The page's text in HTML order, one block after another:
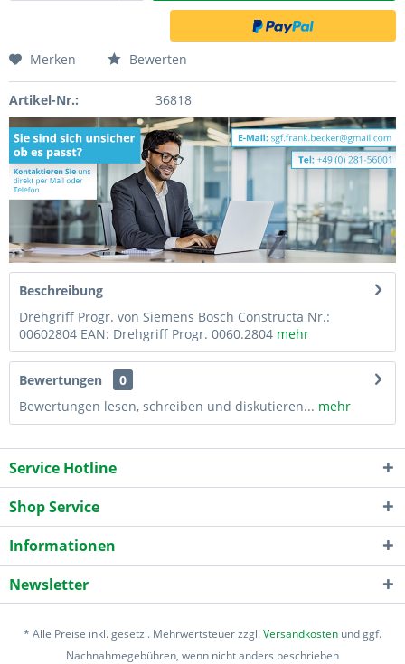
Merken Bewerten
Artikel-Nr.: 36818
Beschreibung
Drehgriff Progr. von Siemens Bosch Constructa Nr.:
00602804 EAN: Drehgriff Progr. 0060.2804 mehr
Bewertungen
0
Bewertungen lesen, schreiben und diskutieren... mehr
Service Hotline
Shop Service
Informationen
Newsletter
* Alle Preise inkl. gesetzl. Mehrwertsteuer zzgl.Versandkosten und ggf.
Nachnahmegebühren, wenn nicht anders beschrieben